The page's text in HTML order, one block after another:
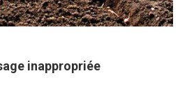
inappropriée